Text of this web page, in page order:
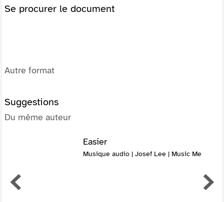
Se procurer le document
Autre format
Suggestions
Du même auteur
Easier
Musique audio | Josef Lee | Music Me